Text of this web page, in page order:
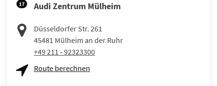
17 Audi Zentrum Mülheim
Düsseldorfer Str. 261
45481 Mülheim an der Ruhr
+49 211 - 92323300
Route berechnen